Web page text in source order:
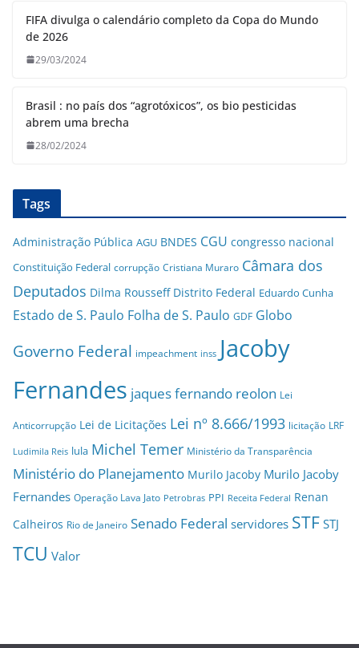
FIFA divulga o calendário completo da Copa do Mundo
de 2026
29/03/2024
Brasil : no país dos “agrotóxicos”, os bio pesticidas
abrem uma brecha
28/02/2024
Tags
Administração Pública AGU BNDES CGU congresso nacional
Constituição Federal corrupção Cristiana Muraro Câmara dos
Deputados Dilma Rousseff Distrito Federal Eduardo Cunha
Estado de S. Paulo Folha de S. Paulo GDF Globo
Governo Federal impeachment inss Jacoby
Fernandes jaques fernando reolon Lei
Anticorrupção Lei de Licitações Lei nº 8.666/1993 licitação LRF
Ludimila Reis lula Michel Temer Ministério da Transparência
Ministério do Planejamento Murilo Jacoby Murilo Jacoby
Fernandes Operação Lava Jato Petrobras PPI Receita Federal Renan
Calheiros Rio de Janeiro Senado Federal servidores STF STJ
TCU Valor